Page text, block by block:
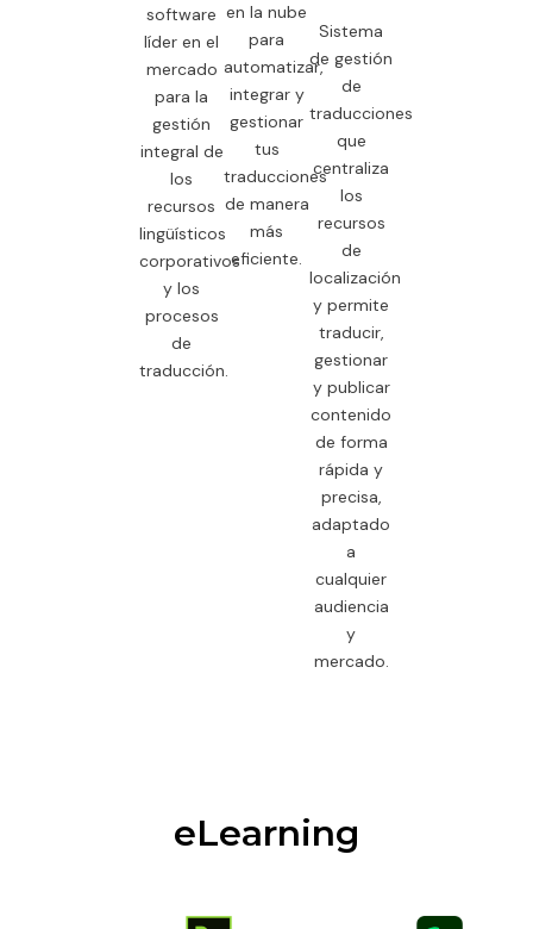
software
líder en el
mercado
para la
gestión
integral de
los
recursos
lingüísticos
corporativos
y los
procesos
de
traducción.
en la nube
para
automatizar,
integrar y
gestionar
tus
traducciones
de manera
más
eficiente.
Sistema
de gestión
de
traducciones
que
centraliza
los
recursos
de
localización
y permite
traducir,
gestionar
y publicar
contenido
de forma
rápida y
precisa,
adaptado
a
cualquier
audiencia
y
mercado.
eLearning